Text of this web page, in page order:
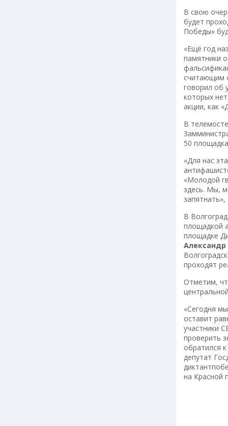
В свою
будет
Победы»
«Ещё год
памятники
считающим
говорил об
которых
акции, как
В
50
«Для нас
«Молодой
здесь. Мы,
В
площадкой
площадке
проходят
Отметим,
«Сегодня
оставит
участники
проверить
обратился
депутат
на Красной